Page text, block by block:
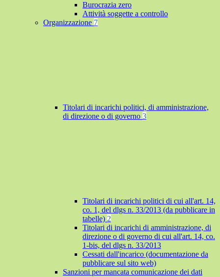
Burocrazia zero
Attività soggette a controllo
Organizzazione 7
Titolari di incarichi politici, di amministrazione,
di direzione o di governo 3
Titolari di incarichi politici di cui all'art. 14,
co. 1, del dlgs n. 33/2013 (da pubblicare in
tabelle) 2
Titolari di incarichi di amministrazione, di
direzione o di governo di cui all'art. 14, co.
1-bis, del dlgs n. 33/2013
Cessati dall'incarico (documentazione da
pubblicare sul sito web)
Sanzioni per mancata comunicazione dei dati